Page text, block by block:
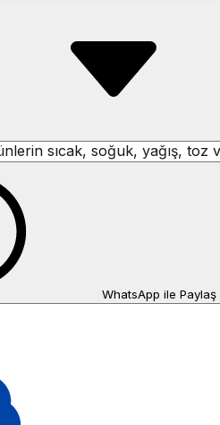
sıcak, soğuk, yağış, toz
WhatsApp ile Paylaş